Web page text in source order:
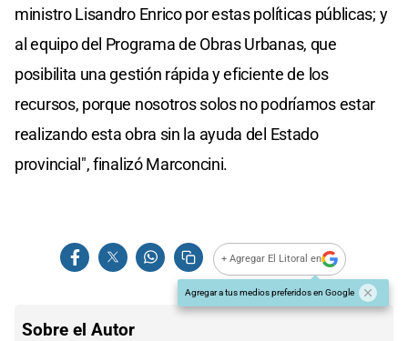
ministro Lisandro Enrico por estas políticas públicas; y
al equipo del Programa de Obras Urbanas, que
posibilita una gestión rápida y eficiente de los
recursos, porque nosotros solos no podríamos estar
realizando esta obra sin la ayuda del Estado
provincial", finalizó Marconcini.
+ Agregar El Litoral en
Agregar a tus medios preferidos en Google
Sobre el Autor